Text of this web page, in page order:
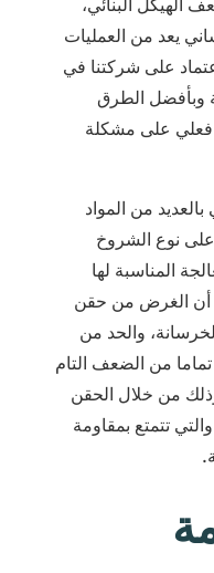
يعد من العمليات
على شركتنا في
وبأفضل الطرق
فعلي على مشكلة
من المواد
على نوع الشروخ
المناسبة لها
أن الغرض من حقن
والحد من
من الضعف التام
من خلال الحقن
تتمتع بمقاومة